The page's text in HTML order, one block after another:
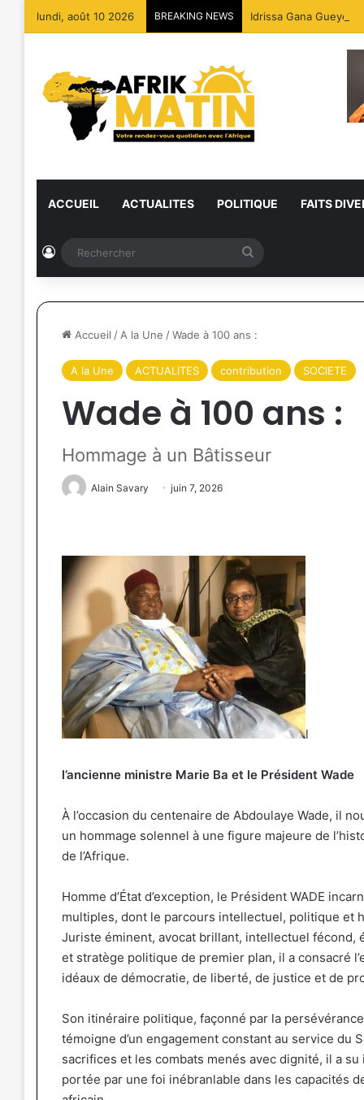
lundi, août 10 2026 BREAKING NEWS Idrissa Gana Gueye
ACCUEIL ACTUALITES POLITIQUE FAITS
Connexion
Accueil / A la Une /Wade à 100 ans :
A la Une ACTUALITES contribution SOCIETE
Wade à 100 ans :
Hommage à un Bâtisseur
Alain Savary juin 7, 2026
l
l’ancienne ministre Marie Ba et le Président Wade
À l’occasion du centenaire de Abdoulaye Wade, il
un hommage solennel à une figure majeure de
de l’Afrique.
Homme d’État d’exception, le Président WADE
multiples, dont le parcours intellectuel, politique et
Juriste éminent, avocat brillant, intellectuel fécond,
et stratège politique de premier plan, il a consacré
idéaux de démocratie, de liberté, de justice et de
Son itinéraire politique, façonné par la
témoigne d’un engagement constant au service du
sacrifices et les combats menés avec dignité, il a
portée par une foi inébranlable dans les capacités